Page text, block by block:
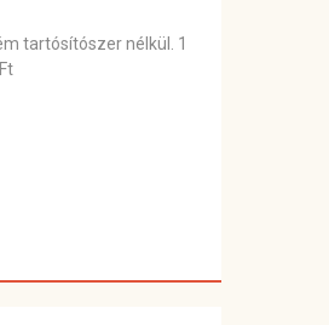
tartósítószer nélkül. 1